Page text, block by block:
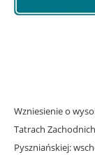
Wzniesienie o
Tatrach
Pyszniańskiej: